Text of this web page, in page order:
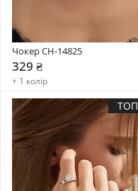
Чокер CH-14825
329 ₴
+ 1 колір
ТОП